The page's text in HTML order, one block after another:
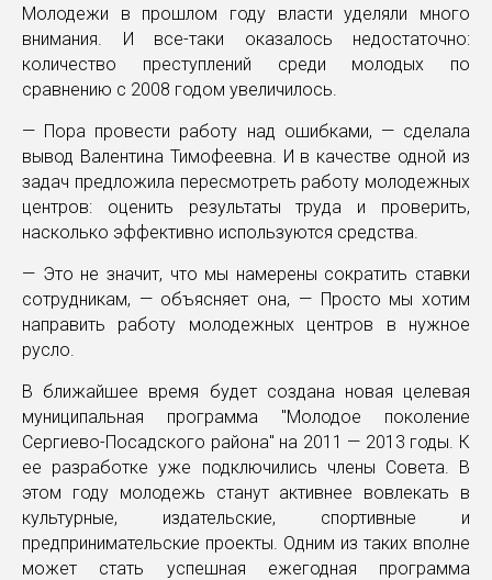
Молодежи в прошлом году власти уделяли много
внимания. И все-таки оказалось недостаточно:
количество преступлений среди молодых по
сравнению с 2008 годом увеличилось.
— Пора провести работу над ошибками, — сделала
вывод Валентина Тимофеевна. И в качестве одной из
задач предложила пересмотреть работу молодежных
центров: оценить результаты труда и проверить,
насколько эффективно используются средства.
— Это не значит, что мы намерены сократить ставки
сотрудникам, — объясняет она, — Просто мы хотим
направить работу молодежных центров в нужное
русло.
В ближайшее время будет создана новая целевая
муниципальная программа "Молодое поколение
Сергиево-Посадского района" на 2011 — 2013 годы. К
ее разработке уже подключились члены Совета. В
этом году молодежь станут активнее вовлекать в
культурные, издательские, спортивные и
предпринимательские проекты. Одним из таких вполне
может стать успешная ежегодная программа